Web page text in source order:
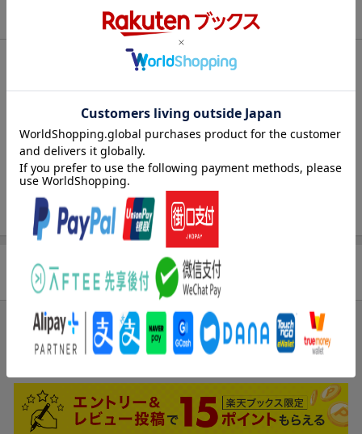
2004年10月30日頃
著者／編集 数学基礎教育研究会(編)
学術図書出版社
発行形態 単行本
ページ数 144p
ISBN 9784873612829
商品レビュー
ブックスのレビュー
まだレビューがありません。